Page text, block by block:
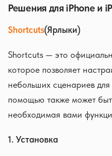
Решения для iPhone и
Shortcuts(Ярлыки)
Shortcuts — это
которое позволяет
небольших сценариев
помощью также может
необходимая вами
1. Установка